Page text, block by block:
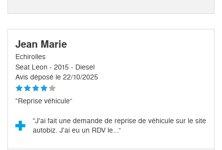
Jean Marie
Echirolles
Seat Leon - 2015 - Diesel
Avis déposé le 22/10/2025
“Reprise véhicule”
“J'ai fait une demande de reprise de véhicule sur le site
autobiz. J'ai eu un RDV le...”